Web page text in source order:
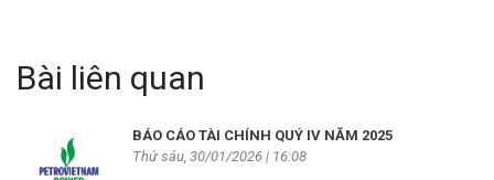
Bài liên quan
BÁO CÁO TÀI CHÍNH QUÝ IV NĂM 2025
Thứ sáu, 30/01/2026 | 16:08